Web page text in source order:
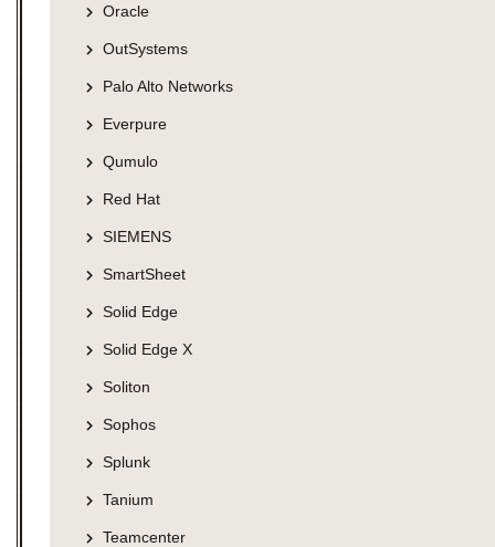
Oracle
OutSystems
Palo Alto Networks
Everpure
Qumulo
Red Hat
SIEMENS
SmartSheet
Solid Edge
Solid Edge X
Soliton
Sophos
Splunk
Tanium
Teamcenter